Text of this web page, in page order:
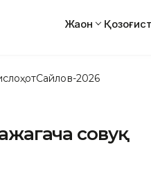
Жаҳон
Сайлов-2026
совуқ